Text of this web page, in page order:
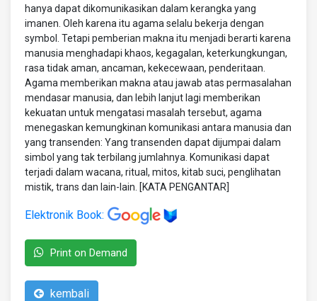
hanya dapat dikomunikasikan dalam kerangka yang
imanen. Oleh karena itu agama selalu bekerja dengan
symbol. Tetapi pemberian makna itu menjadi berarti karena
manusia menghadapi khaos, kegagalan, keterkungkungan,
rasa tidak aman, ancaman, kekecewaan, penderitaan.
Agama memberikan makna atau jawab atas permasalahan
mendasar manusia, dan lebih lanjut lagi memberikan
kekuatan untuk mengatasi masalah tersebut, agama
menegaskan kemungkinan komunikasi antara manusia dan
yang transenden: Yang transenden dapat dijumpai dalam
simbol yang tak terbilang jumlahnya. Komunikasi dapat
terjadi dalam wacana, ritual, mitos, kitab suci, penglihatan
mistik, trans dan lain-lain. [KATA PENGANTAR]
Elektronik Book:
Print on Demand
kembali